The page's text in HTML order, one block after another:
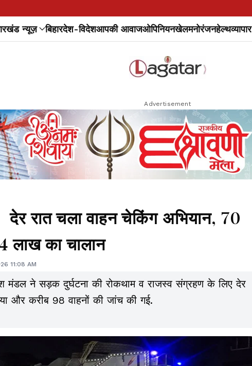
न्यूज़ बिहारदेश-विदेशआपकी आवाजओपिनियनखेलमनोरंजनहेल्थव्यापार
Advertisement
रात चला वाहन चेकिंग अभियान, 70
लाख का चालान
11:08 AM
मंडल ने सड़क दुर्घटना की रोकथाम व राजस्व संग्रहण के लिए देर
और करीब 98 वाहनों की जांच की गई.